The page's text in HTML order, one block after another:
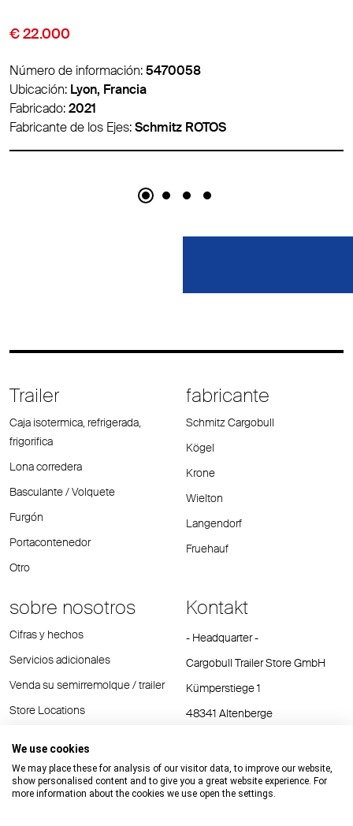
€ 9.850
Número de información:5474007
Ubicación: Lyon, Francia
Fabricado:2016
Fabricante de los Ejes:Schmitz ROTOS
Trailer
Caja isotermica, refrigerada,
frigorifica
Lona corredera
Basculante / Volquete
Furgón
Portacontenedor
Otro
fabricante
Schmitz Cargobull
Kögel
Krone
Wielton
Langendorf
Fruehauf
sobre nosotros
Cifras y hechos
Servicios adicionales
Venda su semirremolque / trailer
Store Locations
Kontakt
- Headquarter -
Cargobull Trailer Store GmbH
Kümperstiege 1
48341 Altenberge
E-Mail:cts@cargobull.com
We use cookies
We may place these for analysis of our visitor data, to improve our website,
show personalised content and to give you a great website experience. For
more information about the cookies we use open the settings.